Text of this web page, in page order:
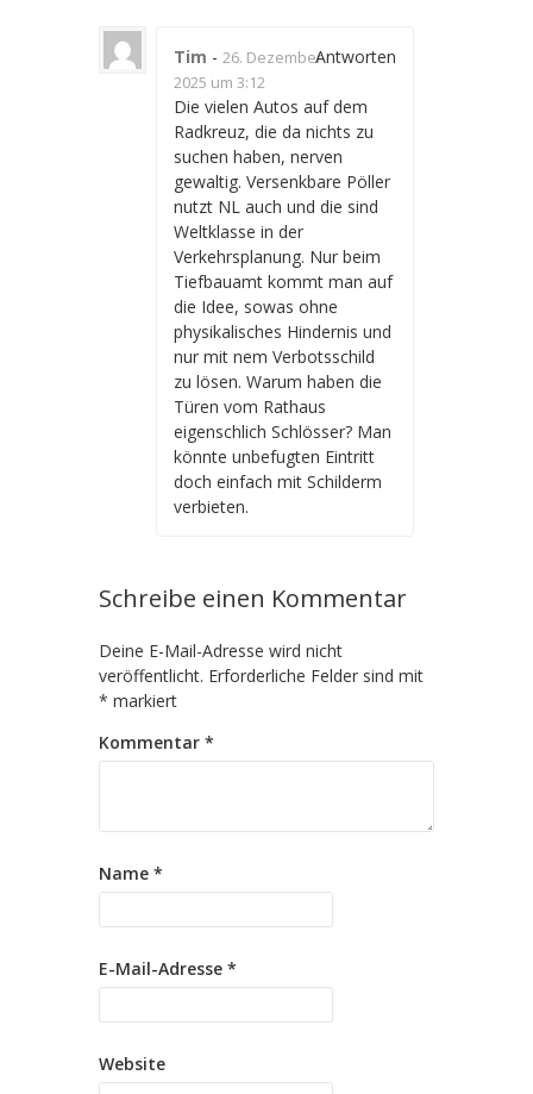
Tim - 26. Dezember
2025 um 3:12
Die vielen Autos auf dem
Radkreuz, die da nichts zu
suchen haben, nerven
gewaltig. Versenkbare Pöller
nutzt NL auch und die sind
Weltklasse in der
Verkehrsplanung. Nur beim
Tiefbauamt kommt man auf
die Idee, sowas ohne
physikalisches Hindernis und
nur mit nem Verbotsschild
zu lösen. Warum haben die
Türen vom Rathaus
eigenschlich Schlösser? Man
könnte unbefugten Eintritt
doch einfach mit Schilderm
verbieten.
Antworten
Schreibe einen Kommentar
Deine E-Mail-Adresse wird nicht
veröffentlicht. Erforderliche Felder sind mit
* markiert
Kommentar *
Name *
E-Mail-Adresse *
Website